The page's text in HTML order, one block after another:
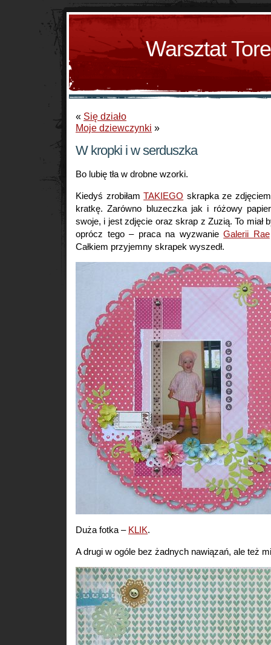
Warsztat
« Się działo
Moje dziewczynki »
W kropki i w serduszka
Bo lubię tła w drobne wzorki.
Kiedyś zrobiłamTAKIEGO skrapka ze
kratkę. Zarówno bluzeczka jak i różowy
swoje, i jest zdjęcie oraz skrap z Zuzią. To miał
oprócz tego – praca na wyzwanieGalerii Rae
Całkiem przyjemny skrapek wyszedł.
Duża fotka – KLIK.
A drugi w ogóle bez żadnych nawiązań, ale też